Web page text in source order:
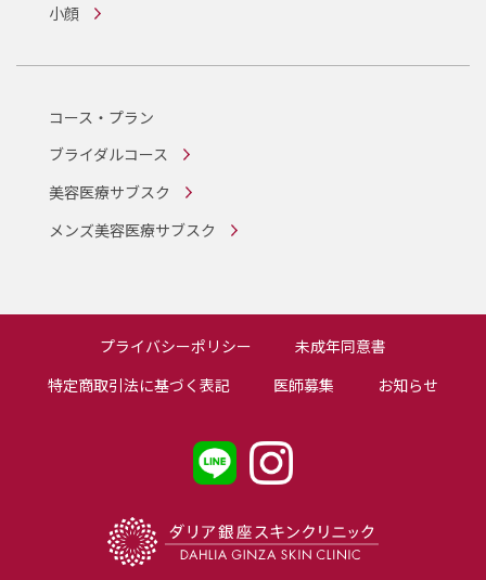
小顔
コース・プラン
ブライダルコース
美容医療サブスク
メンズ美容医療サブスク
プライバシーポリシー
未成年同意書
特定商取引法に基づく表記
医師募集 お知らせ